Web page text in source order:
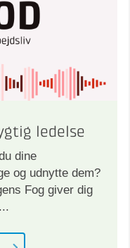
ledelse
dine
og udnytte dem?
Fog giver dig